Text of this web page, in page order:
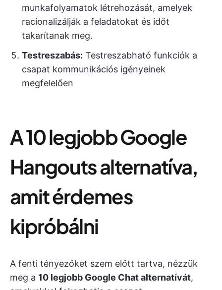
munkafolyamatok létrehozását, amelyek
racionalizálják a feladatokat és időt
takarítanak meg.
Testreszabás: Testreszabható funkciók a
csapat kommunikációs igényeinek
megfelelően
A 10 legjobb Google
Hangouts alternatíva,
amit érdemes
kipróbálni
A fenti tényezőket szem előtt tartva, nézzük
meg a 10 legjobb Google Chat alternatívát,